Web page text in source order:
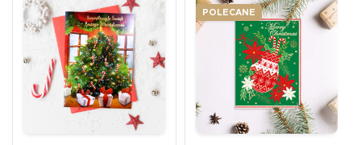
POLECANE